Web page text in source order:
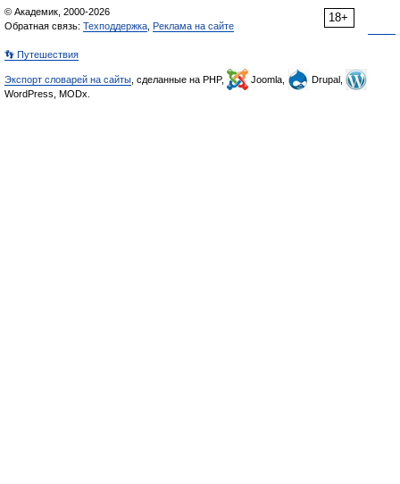
18+
© Академик, 2000-2026
Обратная связь: Техподдержка Реклама на сайте
👣 Путешествия
Экспорт словарей на сайты , сделанные на PHP, Joomla,
Drupal,
WordPress, MODx.